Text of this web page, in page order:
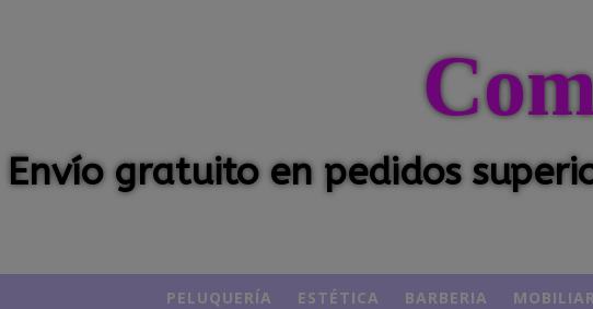
Envío gratuito en pedidos
PELUQUERÍA ESTÉTICA BARBERIA